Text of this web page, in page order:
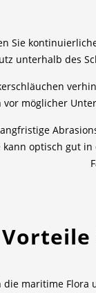
Sie
unterhalb des
möglicher
kann optisch
Vorteile
die maritime Flora